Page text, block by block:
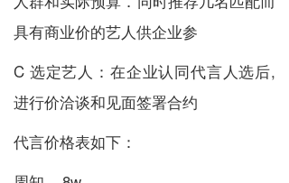
具有商业价的艺人供企业参
C 选定艺人：在企业认同代言人选后,
进行价洽谈和见面签署合约
代言价格表如下：